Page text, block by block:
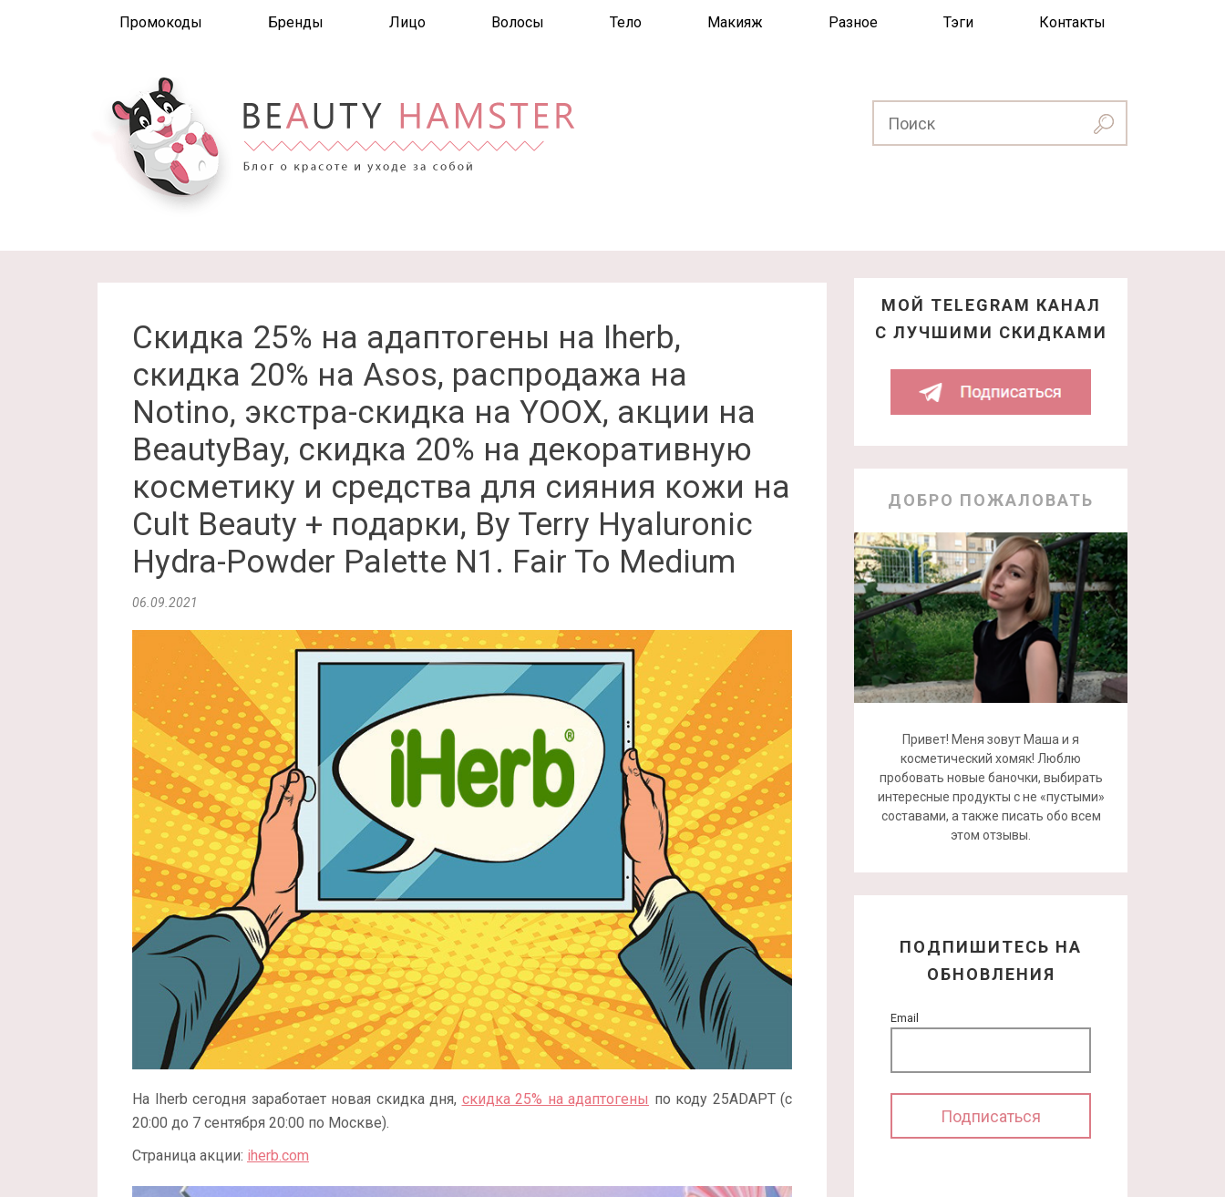
Промокоды Бренды Лицо Волосы Тело Макияж Разное Тэги Контакты
Скидка 25% на адаптогены на Iherb,
скидка 20% на Asos, распродажа на
Notino, экстра-скидка на YOOX, акции на
BeautyBay, скидка 20% на декоративную
косметику и средства для сияния кожи на
Cult Beauty + подарки, By Terry Hyaluronic
Hydra-Powder Palette N1. Fair To Medium
06.09.2021
На Iherb сегодня заработает новая скидка дня, скидка 25% на адаптогены по коду 25ADAPT (с
20:00 до 7 сентября 20:00 по Москве).
Страница акции: iherb.com
МОЙ TELEGRAM КАНАЛ
С ЛУЧШИМИ СКИДКАМИ
ДОБРО ПОЖАЛОВАТЬ
Привет! Меня зовут Маша и я
косметический хомяк! Люблю
пробовать новые баночки, выбирать
интересные продукты с не «пустыми»
составами, а также писать обо всем
этом отзывы.
ПОДПИШИТЕСЬ НА
ОБНОВЛЕНИЯ
Email